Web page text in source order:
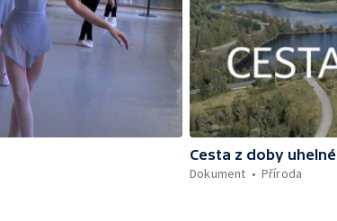
Cesta z doby uhelné
Dokument
Příroda